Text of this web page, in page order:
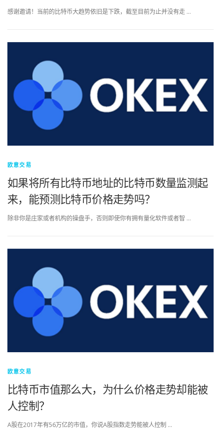
感谢邀请！当前的比特币大趋势依旧是下跌，截至目前为止并没有走 …
欧意交易
如果将所有比特币地址的比特币数量监测起
来，能预测比特币价格走势吗？
除非你是庄家或者机构的操盘手，否则即使你有拥有量化软件或者智 …
欧意交易
比特币市值那么大，为什么价格走势却能被
人控制？
A股在2017年有56万亿的市值，你说A股指数走势能被人控制 …